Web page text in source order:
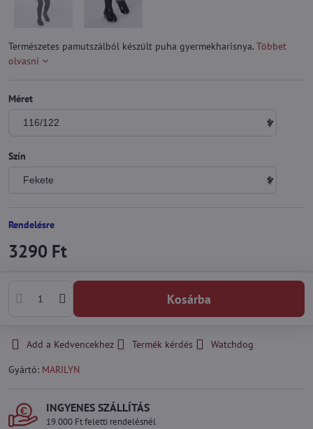
Természetes pamutszálból készült puha gyermekharisnya. Többet
olvasni
Méret
Szín
Rendelésre
3290 Ft
Kosárba
Add a Kedvencekhez Termék kérdés
Watchdog
Gyártó: MARILYN
INGYENES SZÁLLÍTÁS
19.000 Ft feletti rendelésnél